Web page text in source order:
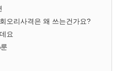
오리사격은 왜 쓰는건가요?
요